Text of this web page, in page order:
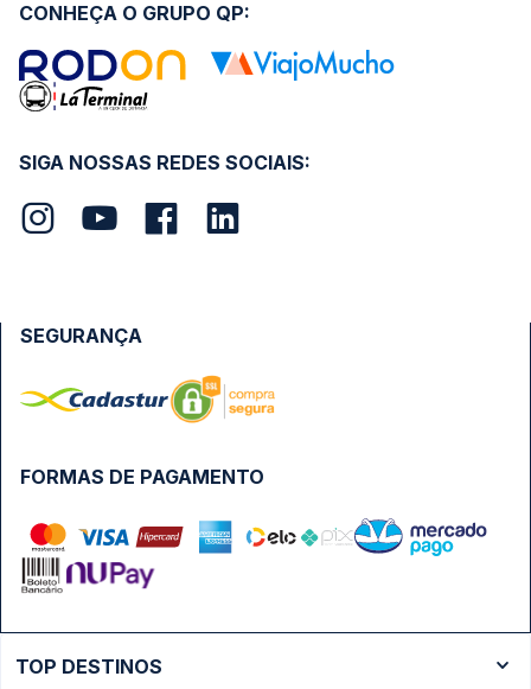
SIGA NOSSAS REDES SOCIAIS:
CONHEÇA O GRUPO QP:
FORMAS DE PAGAMENTO
SEGURANÇA
TOP DESTINOS